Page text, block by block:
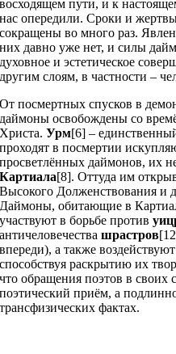
восходящем пути, и к
нас опередили. Сроки и
сокращены во много раз.
них давно уже нет, и силы
духовное и эстетическое
другим слоям, в частности –
От посмертных спусков в
даймоны освобождены со
Христа.Урм[6] –
проходят в посмертии
просветлённых даймонов, их
Картиала[8]. Оттуда им
Высокого Долженствования и
Даймоны, обитающие в
участвуют в борьбе против
античеловечествашрастров
впереди), а также
способствуя раскрытию их
что обращения поэтов в своих
поэтический приём, а
трансфизических фактах.